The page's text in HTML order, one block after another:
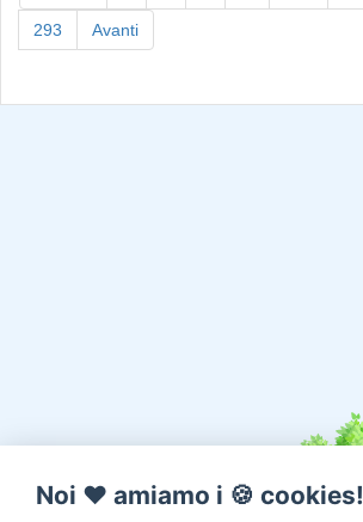
293 Avanti
Noi ♥️ amiamo i 🍪 cookies!